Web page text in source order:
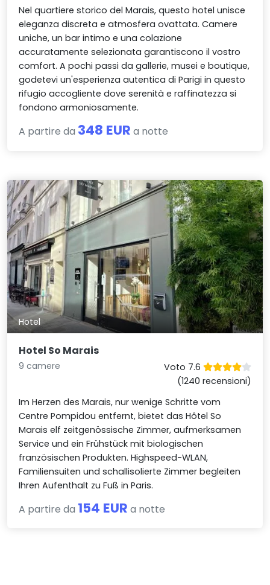
Nel quartiere storico del Marais, questo hotel unisce
eleganza discreta e atmosfera ovattata. Camere
uniche, un bar intimo e una colazione
accuratamente selezionata garantiscono il vostro
comfort. A pochi passi da gallerie, musei e boutique,
godetevi un'esperienza autentica di Parigi in questo
rifugio accogliente dove serenità e raffinatezza si
fondono armoniosamente.
A partire da 348 EUR a notte
Hotel
Hotel So Marais
9 camere
Voto 7.6
(1240 recensioni)
Im Herzen des Marais, nur wenige Schritte vom
Centre Pompidou entfernt, bietet das Hôtel So
Marais elf zeitgenössische Zimmer, aufmerksamen
Service und ein Frühstück mit biologischen
französischen Produkten. Highspeed-WLAN,
Familiensuiten und schallisolierte Zimmer begleiten
Ihren Aufenthalt zu Fuß in Paris.
A partire da 154 EUR a notte